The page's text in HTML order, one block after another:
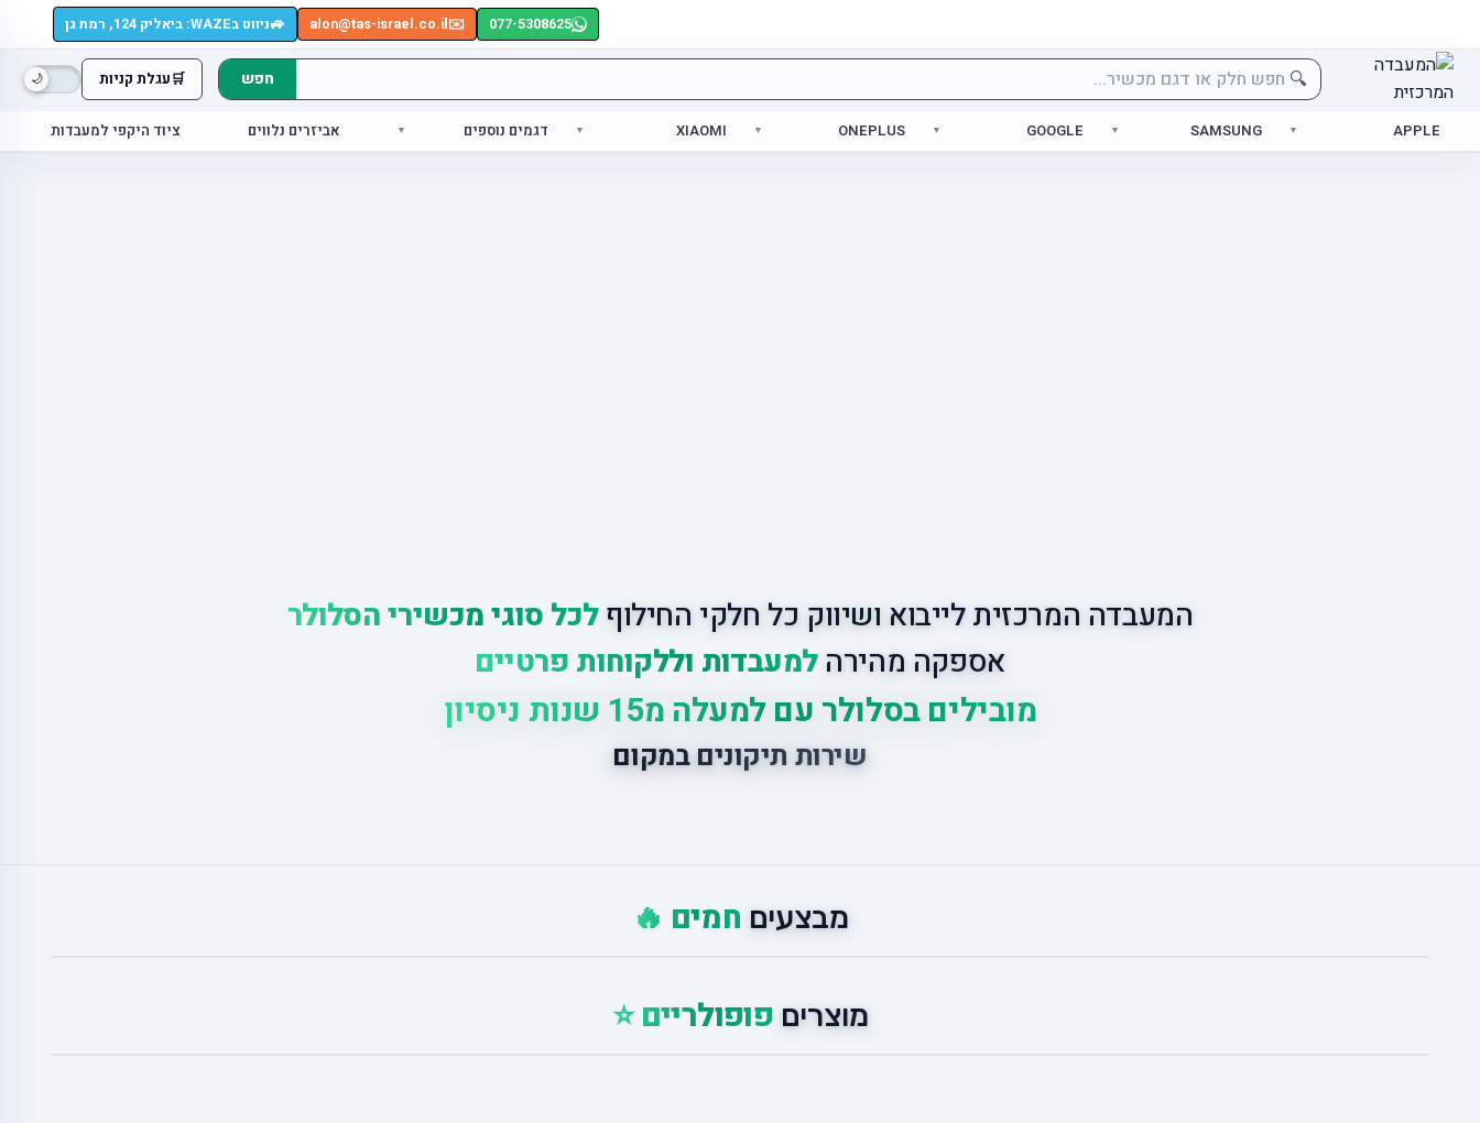
077-5308625
✉️
alon@tas-israel.co.il
🚙ניווט בWAZE: ביאליק 124, רמת גן
🛒עגלת קניות 🔍 חפש
APPLE
SAMSUNG
GOOGLE
ONEPLUS
XIAOMI דגמים נוספים אביזרים נלווים ציוד היקפי למעבדות
המעבדה המרכזית לייבוא ושיווק כל חלקי החילוףלכל סוגי מכשירי הסלולר
אספקה מהירהלמעבדות וללקוחות פרטיים
מובילים בסלולר עם למעלה מ15 שנות ניסיון
שירות תיקונים במקום
מבצעים חמים 🔥
מוצרים פופולריים ⭐